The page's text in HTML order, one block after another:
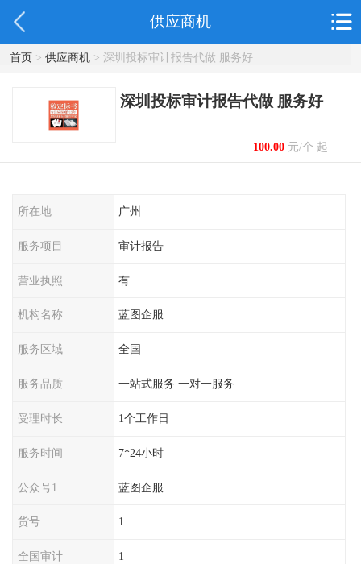
供应商机
首页> 供应商机> 深圳投标审计报告代做 服务好
深圳投标审计报告代做 服务好
100.00元/个 起
所在地 广州
服务项目 审计报告
营业执照 有
机构名称 蓝图企服
服务区域 全国
服务品质 一站式服务 一对一服务
受理时长 1个工作日
服务时间 7*24小时
公众号1 蓝图企服
货号 1
全国审计 1